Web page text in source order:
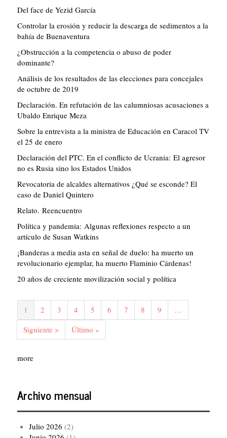
Del face de Yezid García
Controlar la erosión y reducir la descarga de sedimentos a la
bahía de Buenaventura
¿Obstrucción a la competencia o abuso de poder
dominante?
Análisis de los resultados de las elecciones para concejales
de octubre de 2019
Declaración. En refutación de las calumniosas acusaciones a
Ubaldo Enrique Meza
Sobre la entrevista a la ministra de Educación en Caracol TV
el 25 de enero
Declaración del PTC. En el conflicto de Ucrania: El agresor
no es Rusia sino los Estados Unidos
Revocatoria de alcaldes alternativos ¿Qué se esconde? El
caso de Daniel Quintero
Relato. Reencuentro
Política y pandemia: Algunas reflexiones respecto a un
artículo de Susan Watkins
¡Banderas a media asta en señal de duelo: ha muerto un
revolucionario ejemplar, ha muerto Flaminio Cárdenas!
20 años de creciente movilización social y política
Paginación
Página
actual
1 Página
2 Página
3 Página
4 Página
5 Página
6 Página
7 Página
8 Página
9
…
Siguiente
página
Siguiente >
Última
página
Último »
more
Archivo mensual
Julio 2026 (2)